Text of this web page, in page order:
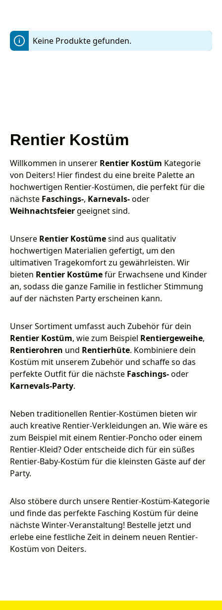
Keine Produkte gefunden.
Rentier Kostüm
Willkommen in unserer Rentier Kostüm Kategorie
von Deiters! Hier findest du eine breite Palette an
hochwertigen Rentier-Kostümen, die perfekt für die
nächste Faschings-, Karnevals-oder
Weihnachtsfeiergeeignet sind.
Unsere Rentier Kostümesind aus qualitativ
hochwertigen Materialien gefertigt, um den
ultimativen Tragekomfort zu gewährleisten. Wir
bieten Rentier Kostümefür Erwachsene und Kinder
an, sodass die ganze Familie in festlicher Stimmung
auf der nächsten Party erscheinen kann.
Unser Sortiment umfasst auch Zubehör für dein
Rentier Kostüm, wie zum Beispiel Rentiergeweihe,
Rentierohren und Rentierhüte. Kombiniere dein
Kostüm mit unserem Zubehör und schaffe so das
perfekte Outfit für die nächste Faschings-oder
Karnevals-Party.
Neben traditionellen Rentier-Kostümen bieten wir
auch kreative Rentier-Verkleidungen an. Wie wäre es
zum Beispiel mit einem Rentier-Poncho oder einem
Rentier-Kleid? Oder entscheide dich für ein süßes
Rentier-Baby-Kostüm für die kleinsten Gäste auf der
Party.
Also stöbere durch unsere Rentier-Kostüm-Kategorie
und finde das perfekte Fasching Kostüm für deine
nächste Winter-Veranstaltung! Bestelle jetzt und
erlebe eine festliche Zeit in deinem neuen Rentier-
Kostüm von Deiters.